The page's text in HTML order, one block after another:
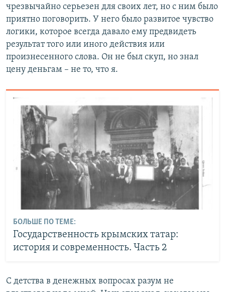
чрезвычайно серьезен для своих лет, но с ним было
приятно поговорить. У него было развитое чувство
логики, которое всегда давало ему предвидеть
результат того или иного действия или
произнесенного слова. Он не был скуп, но знал
цену деньгам – не то, что я.
БОЛЬШЕ ПО ТЕМЕ:
Государственность крымских татар:
история и современность. Часть 2
С детства в денежных вопросах разум не